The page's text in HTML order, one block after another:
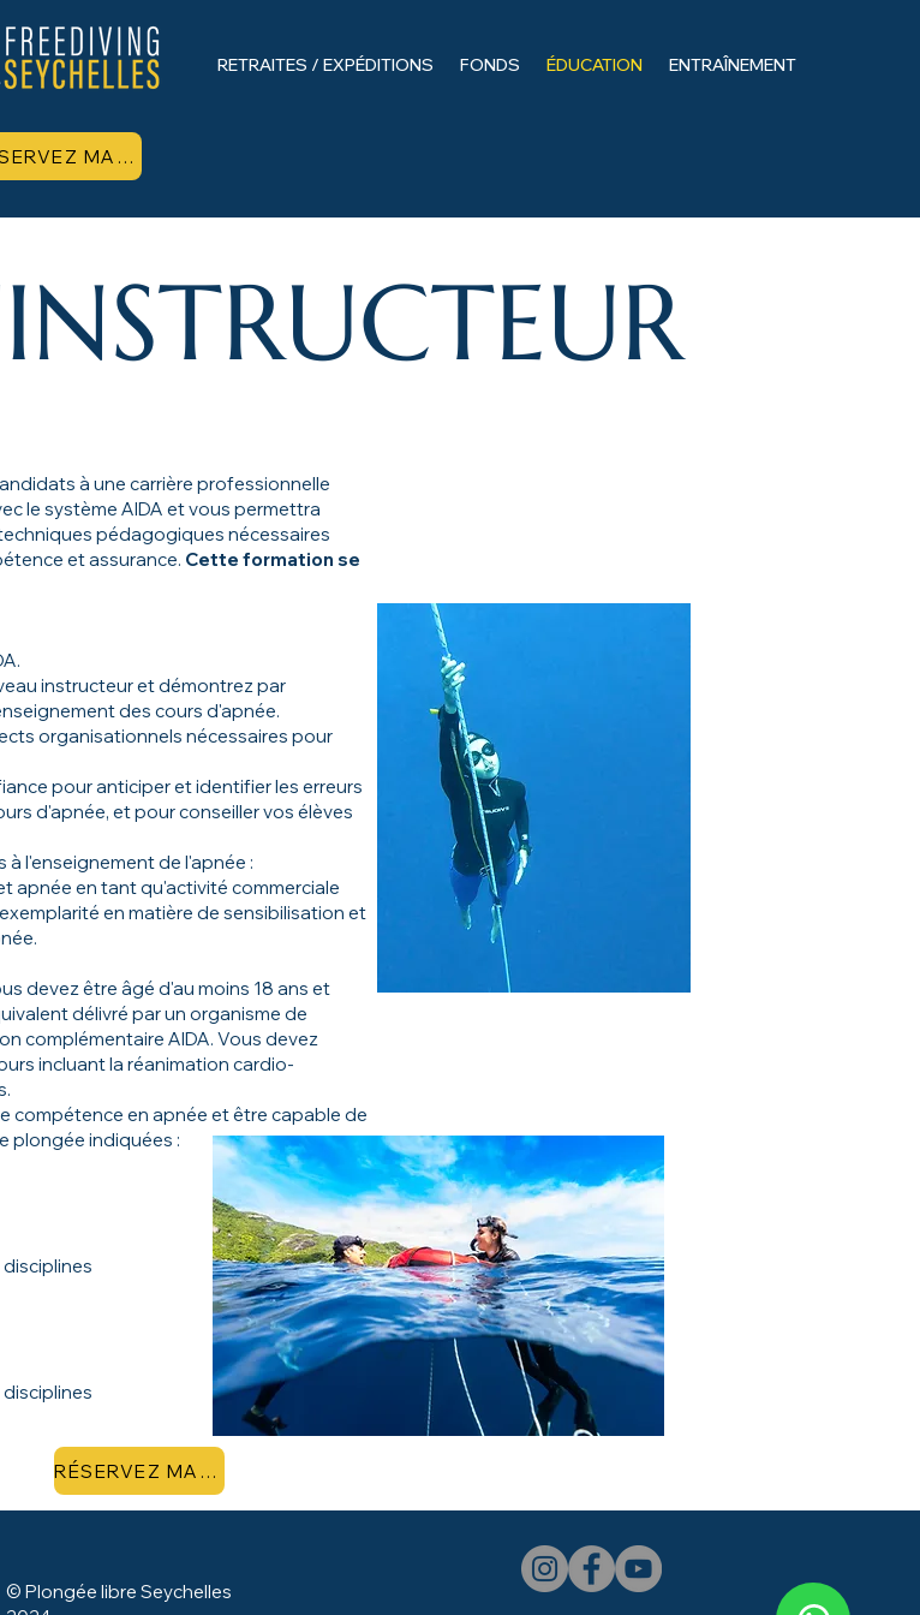
RÉSERVEZ MAINTENANT
RETRAITES / EXPÉDITIONS FONDS ÉDUCATION ENTRAÎNEMENT
à une carrière professionnelle
le système AIDA et vous permettra
pédagogiques nécessaires
et assurance. Cette formation se
instructeur et démontrez par
des cours d'apnée.
organisationnels nécessaires pour
pour anticiper et identifier les erreurs
d'apnée, et pour conseiller vos élèves
l'enseignement de l'apnée :
apnée en tant qu'activité commerciale
en matière de sensibilisation et
devez être âgé d'au moins 18 ans et
délivré par un organisme de
complémentaire AIDA. Vous devez
incluant la réanimation cardio-
compétence en apnée et être capable de
plongée indiquées :
RÉSERVEZ MAINTENANT
© Plongée libre Seychelles